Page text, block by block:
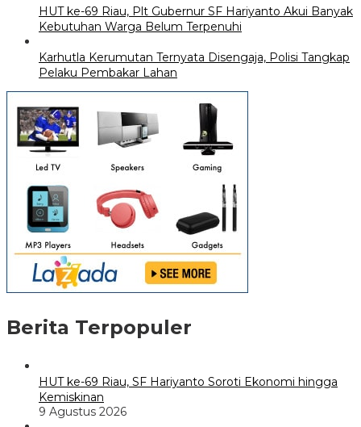
HUT ke-69 Riau, Plt Gubernur SF Hariyanto Akui Banyak
Kebutuhan Warga Belum Terpenuhi
Karhutla Kerumutan Ternyata Disengaja, Polisi Tangkap
Pelaku Pembakar Lahan
Berita Terpopuler
HUT ke-69 Riau, SF Hariyanto Soroti Ekonomi hingga
Kemiskinan
9 Agustus 2026